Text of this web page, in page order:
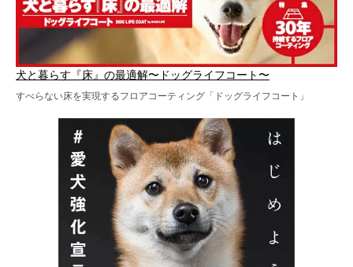
犬と暮らす『床』の最適解〜ドッグライフコート〜
すべらない床を実現するフロアコーティング「ドッグライフコート」